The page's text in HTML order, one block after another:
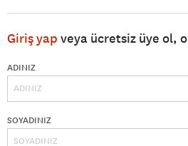
Giriş yap veya ücretsiz üye ol,
ADINIZ
SOYADINIZ